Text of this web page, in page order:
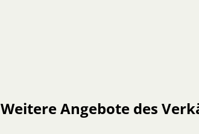
Weitere Angebote des